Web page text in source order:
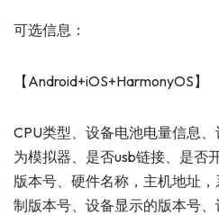
可选信息：
【Android+iOS+HarmonyOS】
CPU类型、设备电池电量信息
为模拟器、是否usb链接、是否
版本号、硬件名称，主机地址
制版本号、设备显示的版本号